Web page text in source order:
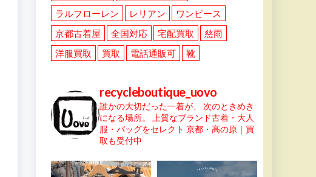
ラルフローレン
レリアン
ワンピース
京都古着屋
全国対応 宅配買取
慈雨
洋服買取
買取 電話通販可 靴
recycleboutique_uovo
誰かの大切だった一着が、
次のときめき
になる場所。
上質なブランド古着・大人
服・バッグをセレクト 京都・高の原｜買
取も受付中